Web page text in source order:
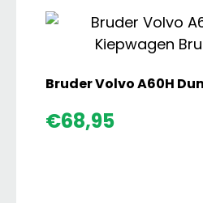
Bruder Volvo A60H
€68,95